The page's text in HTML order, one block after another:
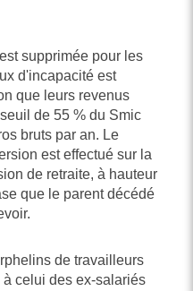
supprimée pour les
d'incapacité est
que leurs revenus
de 55 % du Smic
bruts par an. Le
est effectué sur la
de retraite, à hauteur
que le parent décédé
de travailleurs
celui des ex-salariés